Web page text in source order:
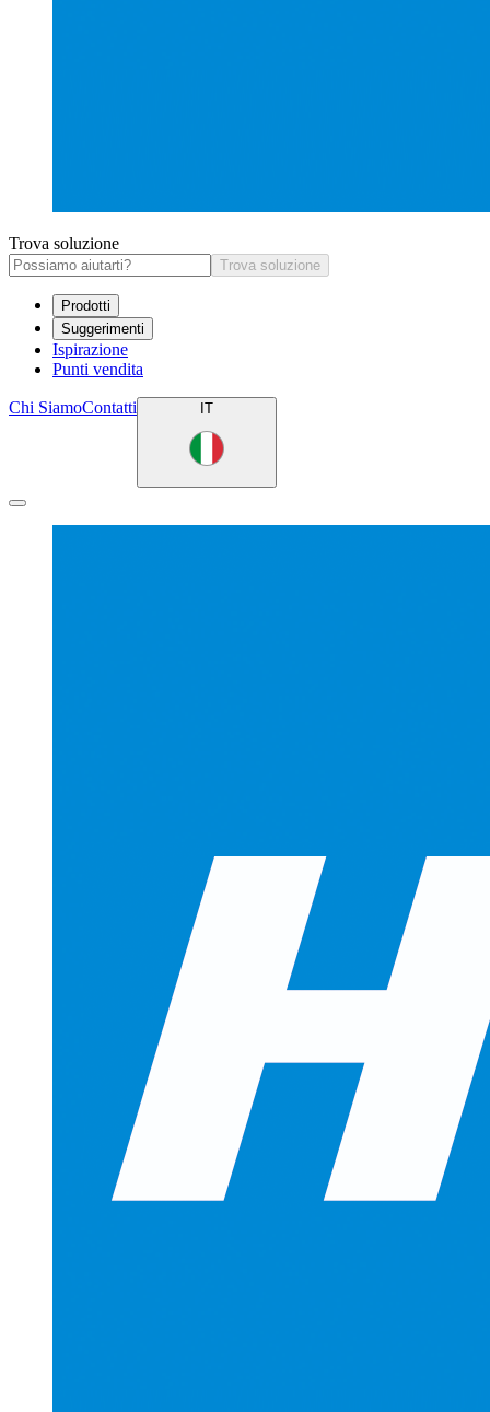
Trova soluzione
Trova soluzione
Prodotti
Suggerimenti
Ispirazione
Punti vendita
Chi SiamoContatti IT